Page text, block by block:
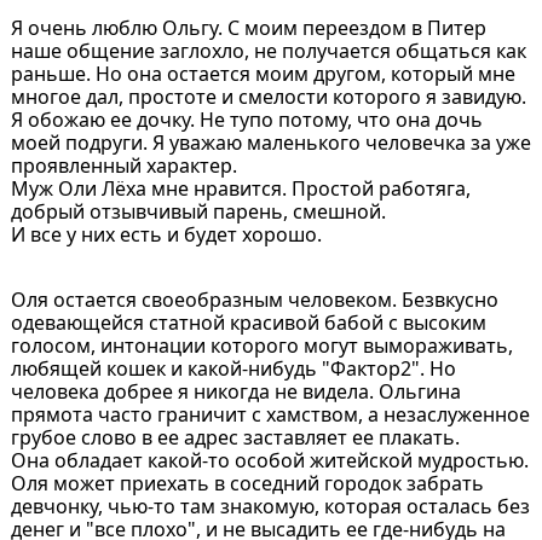
Я очень люблю Ольгу. С моим переездом в Питер
наше общение заглохло, не получается общаться как
раньше. Но она остается моим другом, который мне
многое дал, простоте и смелости которого я завидую.
Я обожаю ее дочку. Не тупо потому, что она дочь
моей подруги. Я уважаю маленького человечка за уже
проявленный характер.
Муж Оли Лёха мне нравится. Простой работяга,
добрый отзывчивый парень, смешной.
И все у них есть и будет хорошо.
Оля остается своеобразным человеком. Безвкусно
одевающейся статной красивой бабой с высоким
голосом, интонации которого могут вымораживать,
любящей кошек и какой-нибудь "Фактор2". Но
человека добрее я никогда не видела. Ольгина
прямота часто граничит с хамством, а незаслуженное
грубое слово в ее адрес заставляет ее плакать.
Она обладает какой-то особой житейской мудростью.
Оля может приехать в соседний городок забрать
девчонку, чью-то там знакомую, которая осталась без
денег и "все плохо", и не высадить ее где-нибудь на